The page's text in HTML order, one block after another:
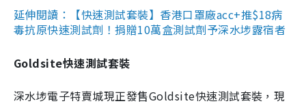
延伸閱讀：【快速測試套裝】香港口罩廠acc+推$18病
毒抗原快速測試劑！捐贈10萬盒測試劑予深水埗露宿者
Goldsite快速測試套裝
深水埗電子特賣城現正發售Goldsite快速測試套裝，現